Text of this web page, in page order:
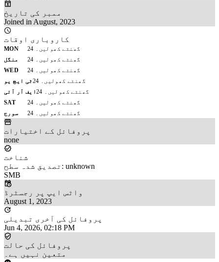
ممبر کی تاریخ
Joined in August, 2023
کاروباری اوقات
MON
24 گھنٹے کھولیں۔
منگل
24 گھنٹے کھولیں۔
WED
24 گھنٹے کھولیں۔
ٹی ایچ یو
24 گھنٹے کھولیں۔
ایف آر آئی
24 گھنٹے کھولیں۔
SAT
24 گھنٹے کھولیں۔
سورج
24 گھنٹے کھولیں۔
پروفائل کے اختیارات
none
شناخت
تصدیق شدہ سطح: unknown
SMB
واٹس ایپ پر رجسٹرڈ
August 1, 2023
پروفائل کی آخری تبدیلی
Jun 4, 2026, 02:18 PM
پروفائل کی حالت
متعین نہیں ہے۔